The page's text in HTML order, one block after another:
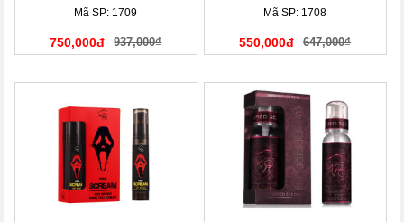
Mã SP: 1709
750,000đ 937,000₫
Mã SP: 1708
550,000đ 647,000₫